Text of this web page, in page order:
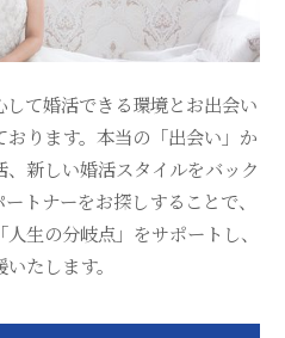
て婚活できる環境とお出会い
ります。本当の「出会い」か
新しい婚活スタイルをバック
トナーをお探しすることで、
生の分岐点」をサポートし、
たします。